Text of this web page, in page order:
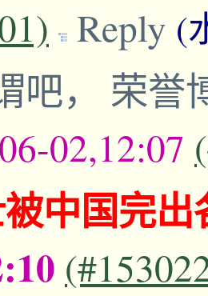
Reply (
吧， 荣誉
06-02,12:07
中国完出